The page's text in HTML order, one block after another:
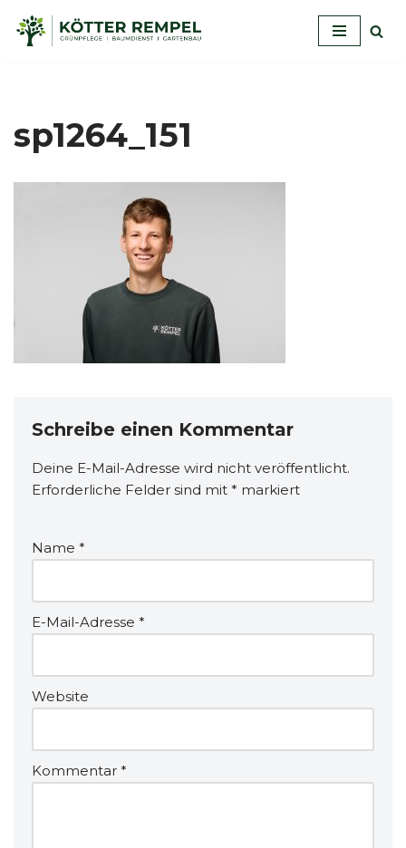
Zum
sp1264_151
Schreibe einen Kommentar
Deine E-Mail-Adresse wird nicht veröffentlicht.
Erforderliche Felder sind mit * markiert
Name *
E-Mail-Adresse *
Website
Kommentar *